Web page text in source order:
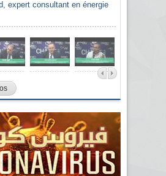
expert consultant en énergie